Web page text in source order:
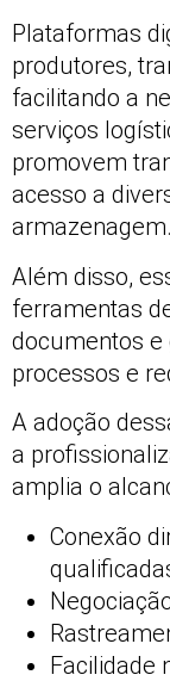
Plataformas
produtores,
facilitando a
serviços
promovem
acesso a
armazenagem.
Além disso,
ferramentas
documentos e
processos e
A adoção
a
amplia o
Conexão
Facilidade